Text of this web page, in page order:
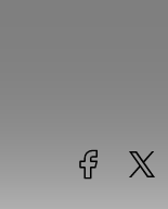
Facebook